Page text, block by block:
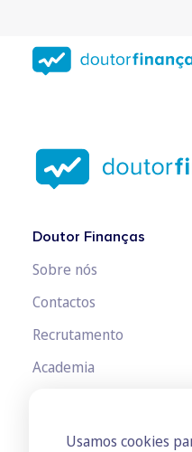
conteúdo
principal
Usamos cookies
Doutor Finanças
Sobre nós
Contactos
Recrutamento
Academia